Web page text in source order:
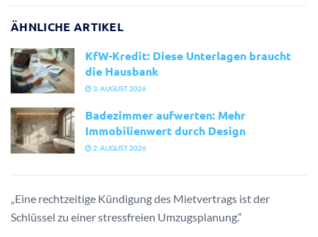
ÄHNLICHE ARTIKEL
KfW-Kredit: Diese Unterlagen braucht
die Hausbank
3. AUGUST 2026
Badezimmer aufwerten: Mehr
Immobilienwert durch Design
2. AUGUST 2026
„Eine rechtzeitige Kündigung des Mietvertrags ist der
Schlüssel zu einer stressfreien Umzugsplanung.“